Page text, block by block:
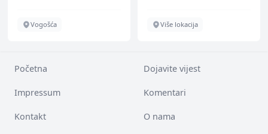
Vogošća Više lokacija
Početna Dojavite vijest
Impressum Komentari
Kontakt O nama